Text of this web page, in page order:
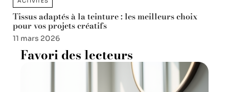
Tissus adaptés à la teinture : les meilleurs choix
pour vos projets créatifs
11 mars 2026
Favori des lecteurs